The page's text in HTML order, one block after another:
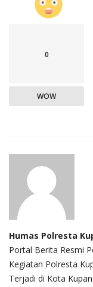
0
WOW
Humas Polresta
Portal Berita Resmi
Kegiatan Polresta
Terjadi di Kota